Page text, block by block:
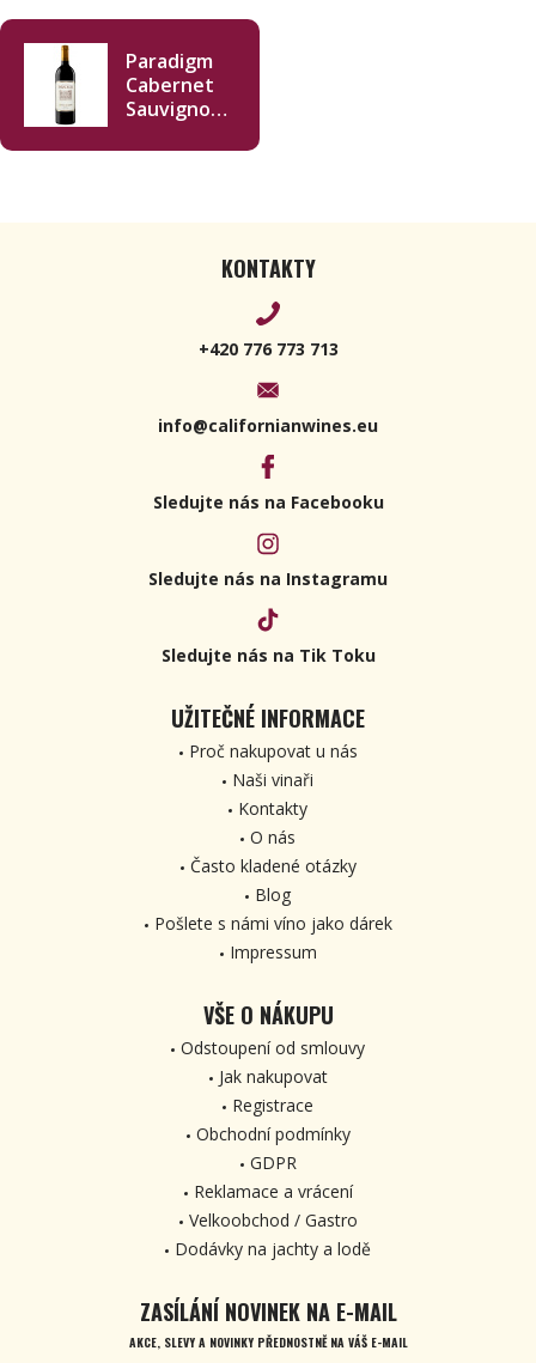
Paradigm
Cabernet
Sauvignon
KONTAKTY
+420 776 773 713
info@californianwines.eu
Sledujte nás na Facebooku
Sledujte nás na Instagramu
Sledujte nás na Tik Toku
UŽITEČNÉ INFORMACE
Proč nakupovat u nás
Naši vinaři
Kontakty
O nás
Často kladené otázky
Blog
Pošlete s námi víno jako dárek
Impressum
VŠE O NÁKUPU
Odstoupení od smlouvy
Jak nakupovat
Registrace
Obchodní podmínky
GDPR
Reklamace a vrácení
Velkoobchod / Gastro
Dodávky na jachty a lodě
ZASÍLÁNÍ NOVINEK NA E-MAIL
AKCE, SLEVY A NOVINKY PŘEDNOSTNĚ NA VÁŠ E-MAIL